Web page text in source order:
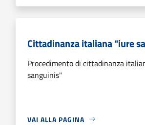
Cittadinanza italiana "iure
Procedimento di cittadinanza
sanguinis"
VAI ALLA PAGINA